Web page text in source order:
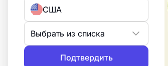
США
Выбрать из списка
Подтвердить
дубом
Создайте